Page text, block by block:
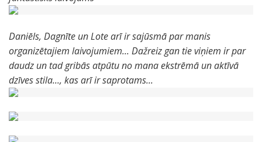
Daniēls, Dagnīte un Lote arī ir sajūsmā par manis
organizētajiem laivojumiem... Dažreiz gan tie viņiem ir par
daudz un tad gribās atpūtu no mana ekstrēmā un aktīvā
dzīves stila..., kas arī ir saprotams...